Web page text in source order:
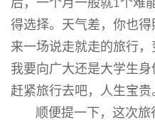
得选择。天气差，你也得
来一场说走就走的旅行，
我要向广大还是大学生身
赶紧旅行去吧，人生宝贵
顺便提一下，这次旅